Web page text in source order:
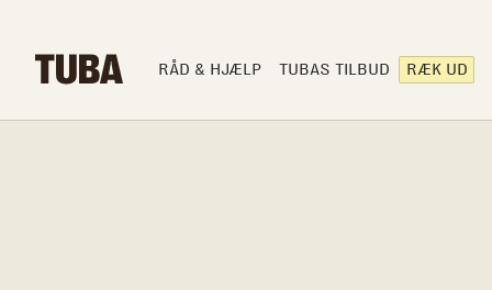
RÅD & HJÆLP TUBAS TILBUD RÆK UD